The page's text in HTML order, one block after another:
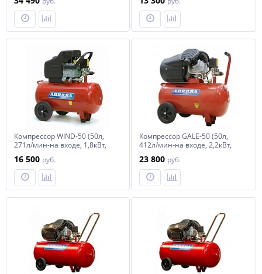
мин// Denzel
Компрессор WIND-50 (50л,
271л/мин-на входе, 1,8кВт,
16 500 руб.
Компрессор GALE-50 (50л,
412л/мин-на входе, 2,2кВт,
23 800 руб.